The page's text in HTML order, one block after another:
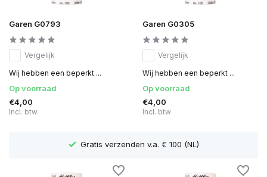
Garen G0793
Vergelijk
Wij hebben een beperkt ...
Op voorraad
€4,00
Incl. btw
Garen G0305
Vergelijk
Wij hebben een beperkt ...
Op voorraad
€4,00
Incl. btw
Levertijd 1 tot 3 werkdagen